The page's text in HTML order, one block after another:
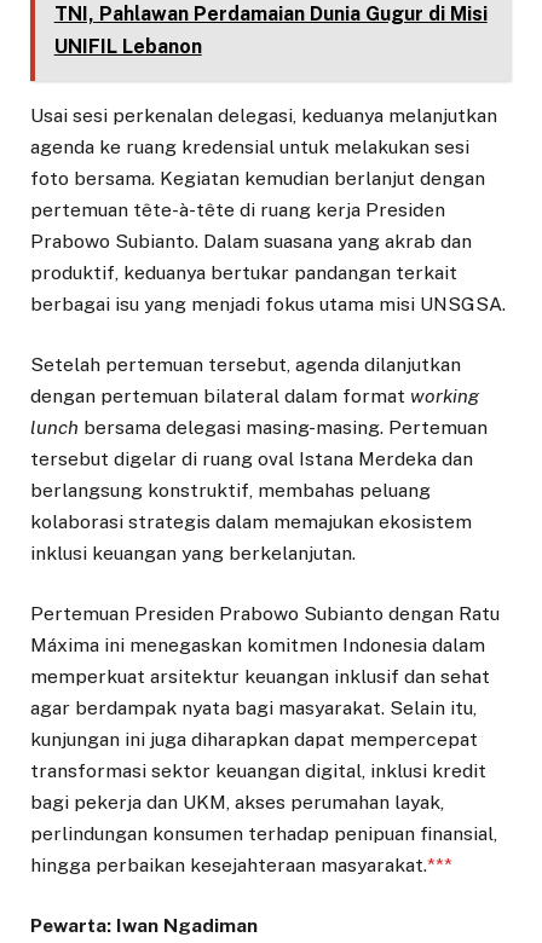
TNI, Pahlawan Perdamaian Dunia Gugur di Misi
UNIFIL Lebanon
Usai sesi perkenalan delegasi, keduanya melanjutkan
agenda ke ruang kredensial untuk melakukan sesi
foto bersama. Kegiatan kemudian berlanjut dengan
pertemuan tête-à-tête di ruang kerja Presiden
Prabowo Subianto. Dalam suasana yang akrab dan
produktif, keduanya bertukar pandangan terkait
berbagai isu yang menjadi fokus utama misi UNSGSA.
Setelah pertemuan tersebut, agenda dilanjutkan
dengan pertemuan bilateral dalam format working
lunch bersama delegasi masing-masing. Pertemuan
tersebut digelar di ruang oval Istana Merdeka dan
berlangsung konstruktif, membahas peluang
kolaborasi strategis dalam memajukan ekosistem
inklusi keuangan yang berkelanjutan.
Pertemuan Presiden Prabowo Subianto dengan Ratu
Máxima ini menegaskan komitmen Indonesia dalam
memperkuat arsitektur keuangan inklusif dan sehat
agar berdampak nyata bagi masyarakat. Selain itu,
kunjungan ini juga diharapkan dapat mempercepat
transformasi sektor keuangan digital, inklusi kredit
bagi pekerja dan UKM, akses perumahan layak,
perlindungan konsumen terhadap penipuan finansial,
hingga perbaikan kesejahteraan masyarakat.***
Pewarta: Iwan Ngadiman